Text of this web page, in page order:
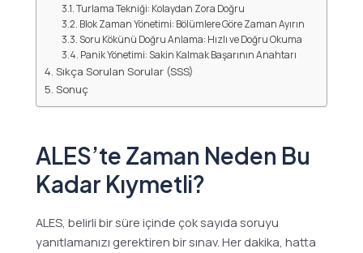
Turlama Tekniği: Kolaydan Zora Doğru
Blok Zaman Yönetimi: Bölümlere Göre Zaman Ayırın
Soru Kökünü Doğru Anlama: Hızlı ve Doğru Okuma
Panik Yönetimi: Sakin Kalmak Başarının Anahtarı
Sıkça Sorulan Sorular (SSS)
Sonuç
ALES’te Zaman Neden Bu
Kadar Kıymetli?
ALES, belirli bir süre içinde çok sayıda soruyu
yanıtlamanızı gerektiren bir sınav. Her dakika, hatta